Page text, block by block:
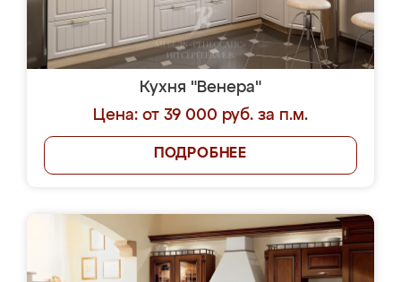
Кухня "Венера"
Цена: от 39 000 руб. за п.м.
ПОДРОБНЕЕ